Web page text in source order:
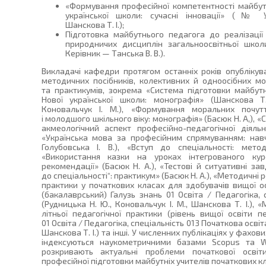
«Формування професійної компетентності
української школи: сучасні інновації» (№
Шанскова Т. І.);
Підготовка майбутнього педагога до
природничих дисциплін загальноосвітньої
Керівник — Танська В. В.).
Викладачі кафедри протягом останніх років
методичних посібників, колективних й одноосібних
та практикумів, зокрема «Система підготовки
Нової української школи: монографія»
Коновальчук І. М.), «Формування моральних
і молодшого шкільного віку: монографія» (Басюк Н. А,),
акмеологічний аспект професійно-педагогічної
«Українська мова за професійним спрямуванням:
Голубовська І. В.), «Вступ до спеціальності:
«Використання казки на уроках інтегрованого
рекомендації» (Басюк Н. А.), «Тестові й ситуативні
до спеціальності“: практикум» (Басюк Н. А.), «Методичні
практики у початкових класах для здобувачів вищої
(бакалаврський) Галузь знань 01 Освіта / Педагогіка,
(Рудницька Н. Ю., Коновальчук І. М., Шанскова Т. І.),
літньої педагогічної практики (рівень вищої
01 Освіта / Педагогіка, спеціальність 013 Початкова
Шанскова Т. І.) та інші. У численних публікаціях у
індексуються наукометричними базами Scopus та
розкривають актуальні проблеми початкової
професійної підготовки майбутніх учителів початкових